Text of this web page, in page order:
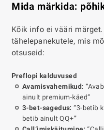
Mida märkida:
Kõik info ei vääri märget.
tähelepanekutele, mis
otsuseid:
Preflopi kalduvused
Avamisvahemikud:
ainult premium-käed”
3-bet-sagedus: “3-betib
betib ainult QQ+”